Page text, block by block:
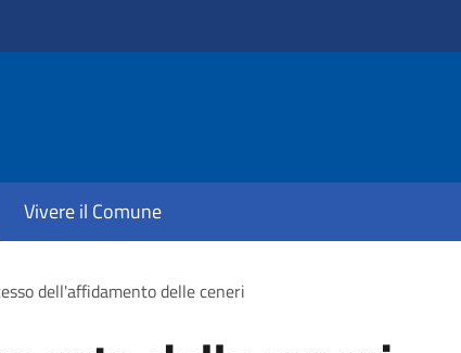
Vivere il Comune
dell'affidamento delle ceneri